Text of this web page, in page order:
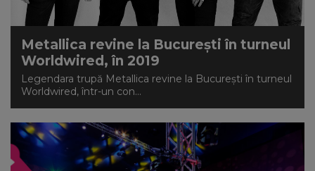
Metallica revine la București în turneul
Worldwired, în 2019
Legendara trupă Metallica revine la București în turneul
Worldwired, într-un con...